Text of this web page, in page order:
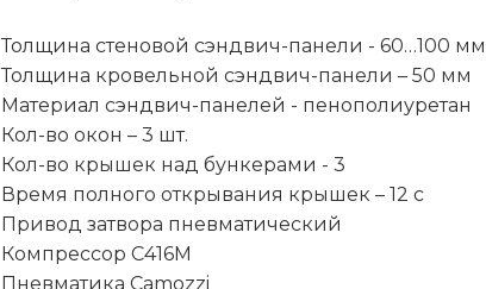
Толщина стеновой сэндвич-панели - 60…100 мм
Толщина кровельной сэндвич-панели – 50 мм
Материал сэндвич-панелей - пенополиуретан
Кол-во окон – 3 шт.
Кол-во крышек над бункерами - 3
Время полного открывания крышек – 12 с
Привод затвора пневматический
Компрессор С416М
Пневматика Camozzi